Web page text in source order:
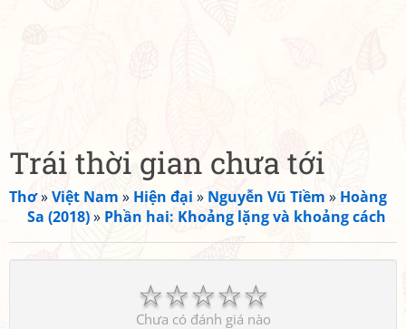
Trái thời gian chưa tới
Thơ»Việt Nam » Hiện đại » Nguyễn Vũ Tiềm » Hoàng
Sa (2018)» Phần hai: Khoảng lặng và khoảng cách
☆
☆
☆
☆
☆
Chưa có đánh giá nào